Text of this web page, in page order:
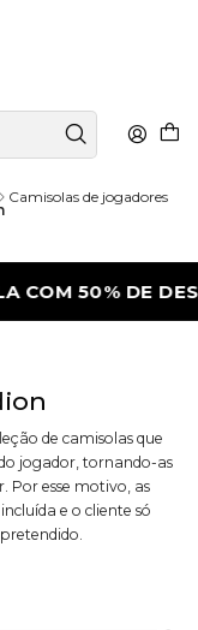
Camisolas de jogadores
COM 50% DE
de camisolas que
jogador, tornando-as
Por esse motivo, as
e o cliente só